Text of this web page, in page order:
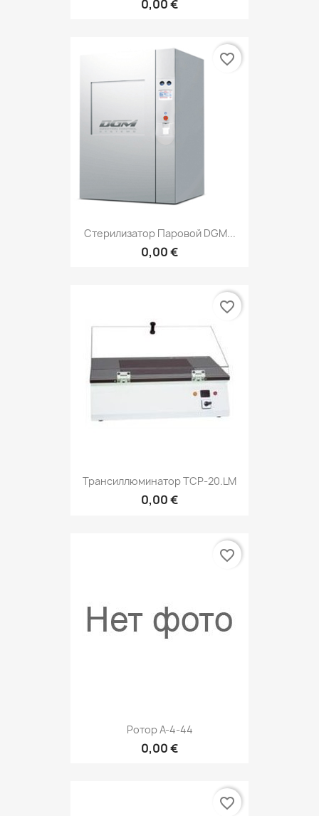
0,00 €
Стерилизатор Паровой DGM...
0,00 €
favorite_border
Трансиллюминатор TCP-20.LM
0,00 €
favorite_border
Ротор A-4-44
0,00 €
favorite_border
favorite_border